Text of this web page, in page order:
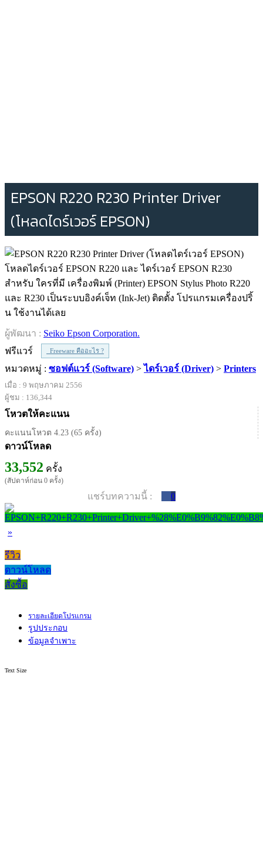
EPSON R220 R230 Printer Driver
(โหลดไดร์เวอร์ EPSON)
โหลดไดร์เวอร์ EPSON R220 และ ไดร์เวอร์ EPSON R230
สำหรับ ใครที่มี เครื่องพิมพ์ (Printer) EPSON Stylus Photo R220
และ R230 เป็นระบบอิงค์เจ็ท (Ink-Jet) ติดตั้ง โปรแกรมเครื่องปริ้
น ใช้งานได้เลย
ผู้พัฒนา : Seiko Epson Corporation.
ฟรีแวร์
Freeware คืออะไร ?
หมวดหมู่ : ซอฟต์แวร์ (Software) > ไดร์เวอร์ (Driver) > Printers
เมื่อ : 9 พฤษภาคม 2556
ผู้ชม : 136,344
โหวตให้คะแนน
คะแนนโหวต 4.23 (65 ครั้ง)
ดาวน์โหลด
33,552 ครั้ง
(สัปดาห์ก่อน 0 ครั้ง)
แชร์บทความนี้ : 0
»
รีวิว
ดาวน์โหลด
สั่งซื้อ
รายละเอียดโปรแกรม
รูปประกอบ
ข้อมูลจำเพาะ
Text Size